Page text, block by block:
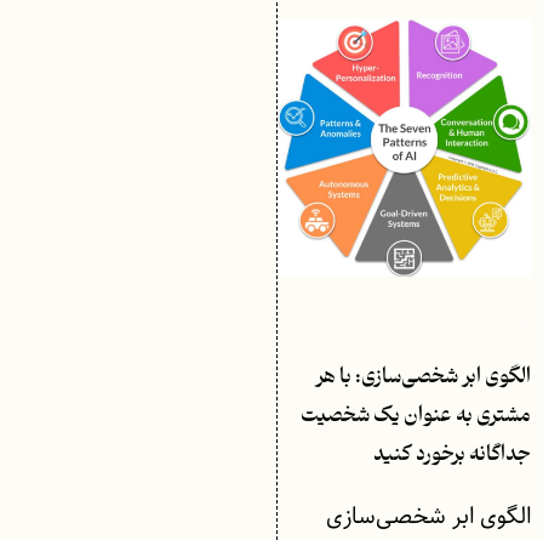
الگوی ابر شخصی‌سازی: با هر
مشتری به عنوان یک شخصیت
جداگانه برخورد کنید
الگوی ابر شخصی‌سازی